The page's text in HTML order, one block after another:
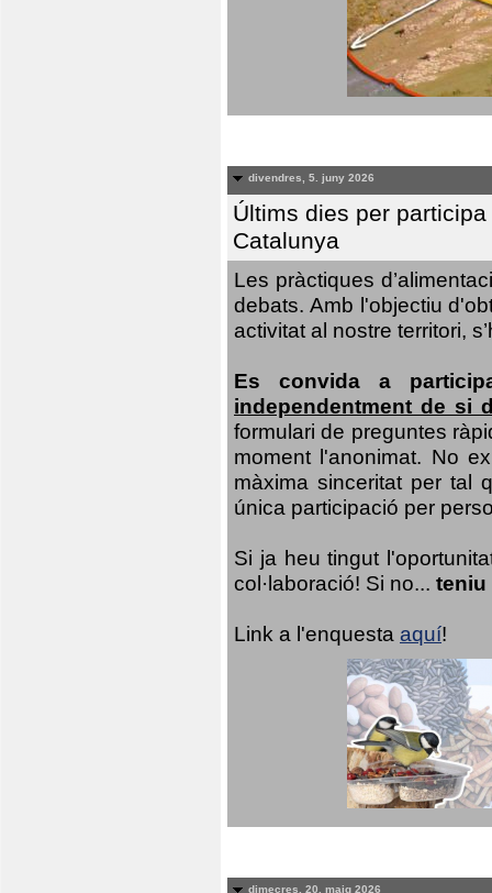
divendres, 5. juny 2026
Últims dies per
Catalunya
Les pràctiques
debats. Amb l'objectiu
activitat al nostre territori,
Es convida a
independentment de si
formulari de preguntes
moment l'anonimat. No
màxima sinceritat per tal
única participació per
Si ja heu tingut
col·laboració! Si no... teniu
Link a l'enquesta aquí!
dimecres, 20. maig 2026